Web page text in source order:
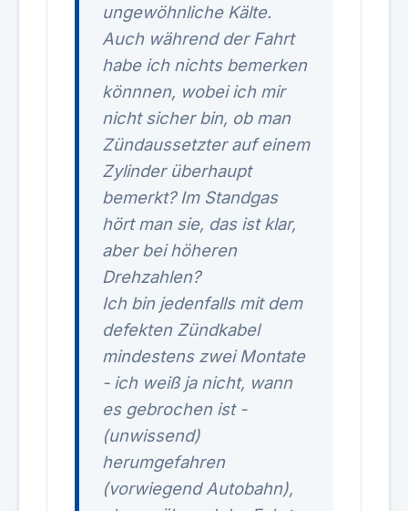
ungewöhnliche Kälte.
Auch während der Fahrt
habe ich nichts bemerken
könnnen, wobei ich mir
nicht sicher bin, ob man
Zündaussetzter auf einem
Zylinder überhaupt
bemerkt? Im Standgas
hört man sie, das ist klar,
aber bei höheren
Drehzahlen?
Ich bin jedenfalls mit dem
defekten Zündkabel
mindestens zwei Montate
- ich weiß ja nicht, wann
es gebrochen ist -
(unwissend)
herumgefahren
(vorwiegend Autobahn),